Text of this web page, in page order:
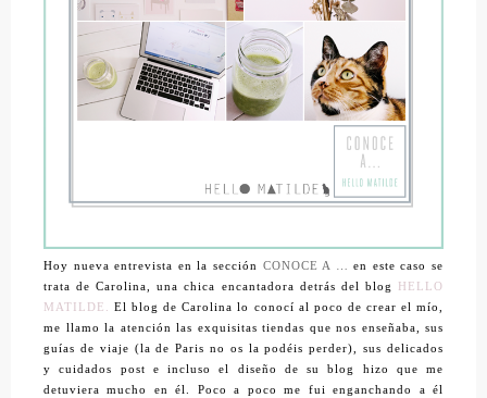
Hoy nueva entrevista en la sección CONOCE A … en este caso se
trata de Carolina, una chica encantadora detrás del blog
HELLO
MATILDE. El blog de Carolina lo conocí al poco de crear el mío,
me llamo la atención las exquisitas tiendas que nos enseñaba, sus
guías de viaje (la de Paris no os la podéis perder), sus delicados
y cuidados post e incluso el diseño de su blog hizo que me
detuviera mucho en él. Poco a poco me fui enganchando a él